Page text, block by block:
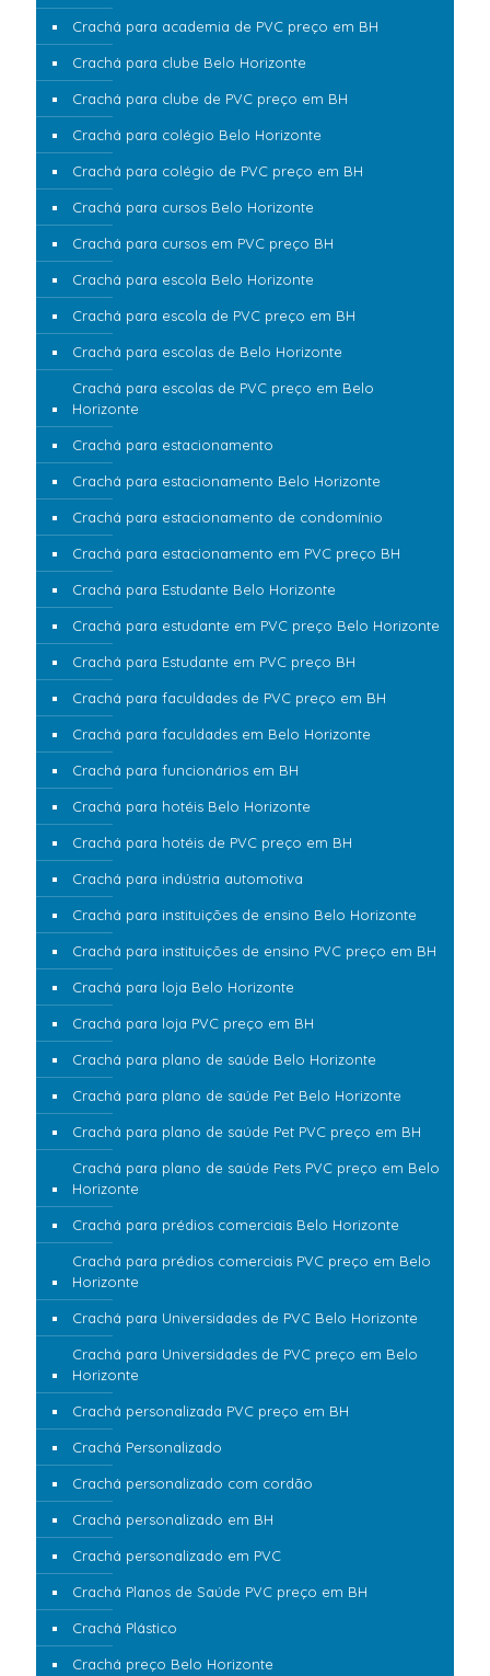
Crachá para academia de PVC preço em BH
Crachá para clube Belo Horizonte
Crachá para clube de PVC preço em BH
Crachá para colégio Belo Horizonte
Crachá para colégio de PVC preço em BH
Crachá para cursos Belo Horizonte
Crachá para cursos em PVC preço BH
Crachá para escola Belo Horizonte
Crachá para escola de PVC preço em BH
Crachá para escolas de Belo Horizonte
Crachá para escolas de PVC preço em Belo
Horizonte
Crachá para estacionamento
Crachá para estacionamento Belo Horizonte
Crachá para estacionamento de condomínio
Crachá para estacionamento em PVC preço BH
Crachá para Estudante Belo Horizonte
Crachá para estudante em PVC preço Belo Horizonte
Crachá para Estudante em PVC preço BH
Crachá para faculdades de PVC preço em BH
Crachá para faculdades em Belo Horizonte
Crachá para funcionários em BH
Crachá para hotéis Belo Horizonte
Crachá para hotéis de PVC preço em BH
Crachá para indústria automotiva
Crachá para instituições de ensino Belo Horizonte
Crachá para instituições de ensino PVC preço em BH
Crachá para loja Belo Horizonte
Crachá para loja PVC preço em BH
Crachá para plano de saúde Belo Horizonte
Crachá para plano de saúde Pet Belo Horizonte
Crachá para plano de saúde Pet PVC preço em BH
Crachá para plano de saúde Pets PVC preço em Belo
Horizonte
Crachá para prédios comerciais Belo Horizonte
Crachá para prédios comerciais PVC preço em Belo
Horizonte
Crachá para Universidades de PVC Belo Horizonte
Crachá para Universidades de PVC preço em Belo
Horizonte
Crachá personalizada PVC preço em BH
Crachá Personalizado
Crachá personalizado com cordão
Crachá personalizado em BH
Crachá personalizado em PVC
Crachá Planos de Saúde PVC preço em BH
Crachá Plástico
Crachá preço Belo Horizonte